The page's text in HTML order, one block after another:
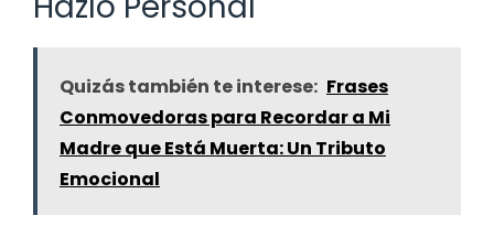
Quizás también te interese: Frases
Conmovedoras para Recordar a Mi
Madre que Está Muerta: Un Tributo
Emocional